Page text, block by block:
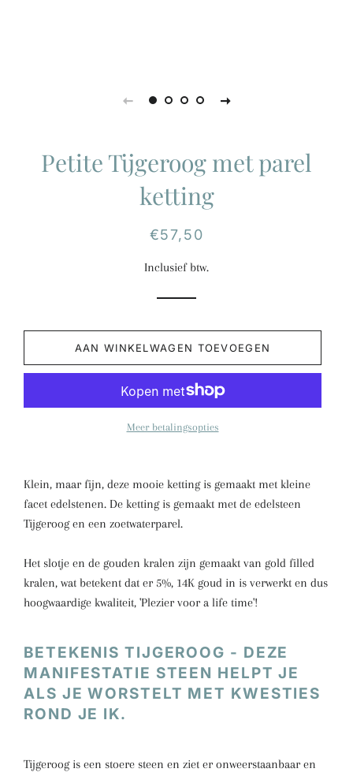
Petite Tijgeroog met parel
ketting
Normale
Aanbiedingsprijs
€57,50
Inclusief btw.
AAN WINKELWAGEN TOEVOEGEN
Meer betalingsopties
Klein, maar fijn, deze mooie ketting is gemaakt met kleine
facet edelstenen. De ketting is gemaakt met de edelsteen
Tijgeroog en een zoetwaterparel.
Het slotje en de gouden kralen zijn gemaakt van gold filled
kralen, wat betekent dat er 5%, 14K goud in is verwerkt en dus
hoogwaardige kwaliteit, 'Plezier voor a life time'!
BETEKENIS TIJGEROOG - DEZE
MANIFESTATIE STEEN HELPT JE
ALS JE WORSTELT MET KWESTIES
ROND JE IK.
Tijgeroog is een stoere steen en ziet er onweerstaanbaar en